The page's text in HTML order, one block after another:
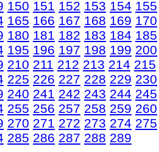
150 151 152 153 154 155
165 166 167 168 169 170
180 181 182 183 184 185
195 196 197 198 199 200
210 211 212 213 214 215
225 226 227 228 229 230
240 241 242 243 244 245
255 256 257 258 259 260
270 271 272 273 274 275
285 286 287 288 289